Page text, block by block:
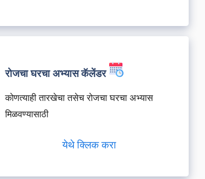
रोजचा घरचा अभ्यास कॅलेंडर
कोणत्याही तारखेचा तसेच रोजचा घरचा अभ्यास
मिळवण्यासाठी
येथे क्लिक करा